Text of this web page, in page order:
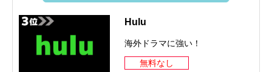
Hulu
海外ドラマに強い！
無料なし